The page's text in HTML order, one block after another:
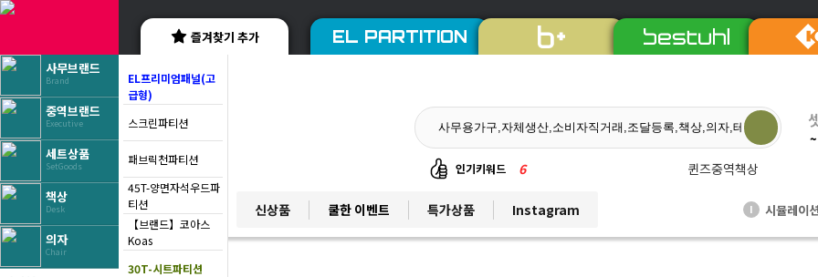
사무브랜드
Brand
중역브랜드
Executive
세트상품
SetGoods
책상
Desk
의자
Chair
EL프리미엄패널(고
급형)
스크린파티션
패브릭천파티션
45T-양면자석우드파
티션
【브랜드】코아스
Koas
30T-시트파티션
즐겨찾기 추가 EL PARTITION
인기키워드 6
퀸즈중역책상
듀오백체어
YES BRAND
베스트 브랜드 신상품 쿨한 이벤트 특가상품 Instagram I 시뮬레이션